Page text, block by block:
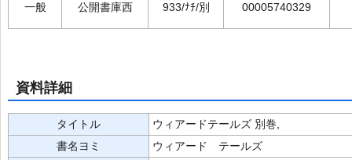
一般 公開書庫西 933/ﾅﾁ/別 00005740329
資料詳細
タイトル
ウィアードテールズ 別巻,
書名ヨミ
ウィアード テールズ